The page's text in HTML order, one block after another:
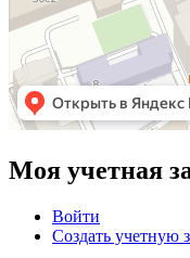
Моя учетная
Войти
Создать учетную